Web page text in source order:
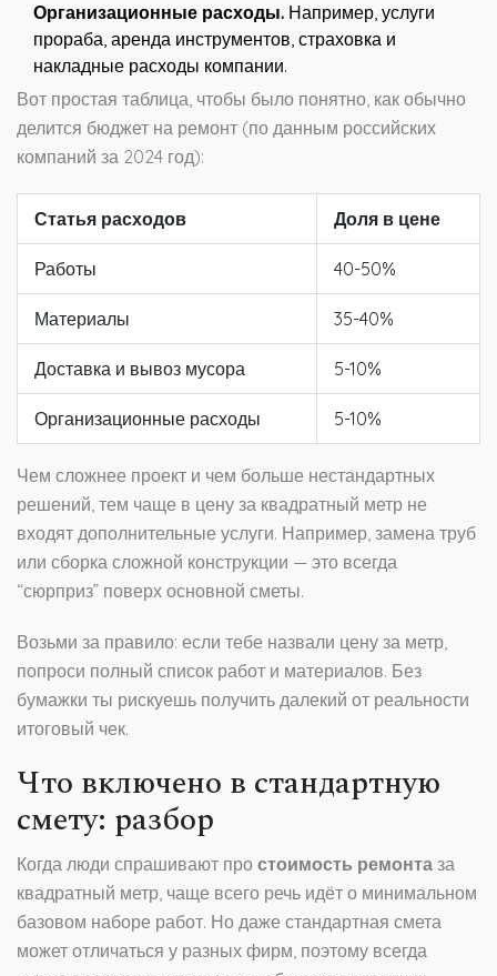
Организационные расходы. Например, услуги
прораба, аренда инструментов, страховка и
накладные расходы компании.
Вот простая таблица, чтобы было понятно, как обычно
делится бюджет на ремонт (по данным российских
компаний за 2024 год):
Статья расходов Доля в цене
Работы 40-50%
Материалы 35-40%
Доставка и вывоз мусора 5-10%
Организационные расходы 5-10%
Чем сложнее проект и чем больше нестандартных
решений, тем чаще в цену за квадратный метр не
входят дополнительные услуги. Например, замена труб
или сборка сложной конструкции — это всегда
“сюрприз” поверх основной сметы.
Возьми за правило: если тебе назвали цену за метр,
попроси полный список работ и материалов. Без
бумажки ты рискуешь получить далекий от реальности
итоговый чек.
Что включено в стандартную
смету: разбор
Когда люди спрашивают про стоимость ремонта за
квадратный метр, чаще всего речь идёт о минимальном
базовом наборе работ. Но даже стандартная смета
может отличаться у разных фирм, поэтому всегда